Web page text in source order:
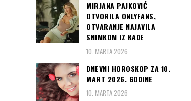
MIRJANA PAJKOVIĆ
OTVORILA ONLYFANS,
OTVARANJE NAJAVILA
SNIMKOM IZ KADE
10. MARTA 2026
DNEVNI HOROSKOP ZA 10.
MART 2026. GODINE
10. MARTA 2026